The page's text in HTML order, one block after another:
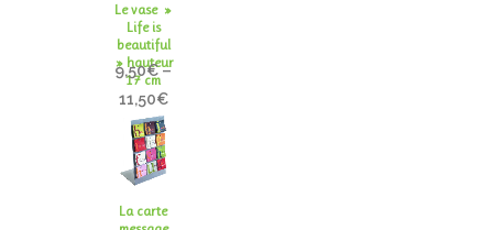
Le vase »
Life is
beautiful
» hauteur
17 cm
9,50€–
11,50€
La carte